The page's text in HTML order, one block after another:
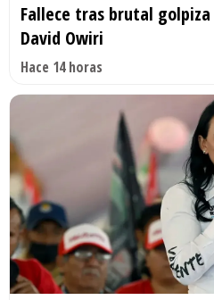
Fallece tras brutal
David Owiri
Hace 14 horas